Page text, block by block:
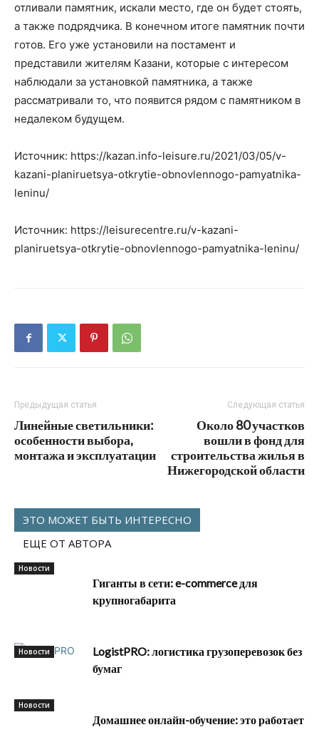
отливали памятник, искали место, где он будет стоять,
а также подрядчика. В конечном итоге памятник почти
готов. Его уже установили на постамент и
представили жителям Казани, которые с интересом
наблюдали за установкой памятника, а также
рассматривали то, что появится рядом с памятником в
недалеком будущем.
Источник: https://kazan.info-leisure.ru/2021/03/05/v-
kazani-planiruetsya-otkrytie-obnovlennogo-pamyatnika-
leninu/
Источник: https://leisurecentre.ru/v-kazani-
planiruetsya-otkrytie-obnovlennogo-pamyatnika-leninu/
Предыдущая статья
Линейные светильники:
особенности выбора,
монтажа и эксплуатации
Следующая статья
Около 80 участков
вошли в фонд для
строительства жилья в
Нижегородской области
ЭТО МОЖЕТ БЫТЬ ИНТЕРЕСНО
ЕЩЕ ОТ АВТОРА
Новости
Гиганты в сети: e-commerce для
крупногабарита
Новости
LogistPRO: логистика грузоперевозок без
бумаг
Новости
Домашнее онлайн-обучение: это работает